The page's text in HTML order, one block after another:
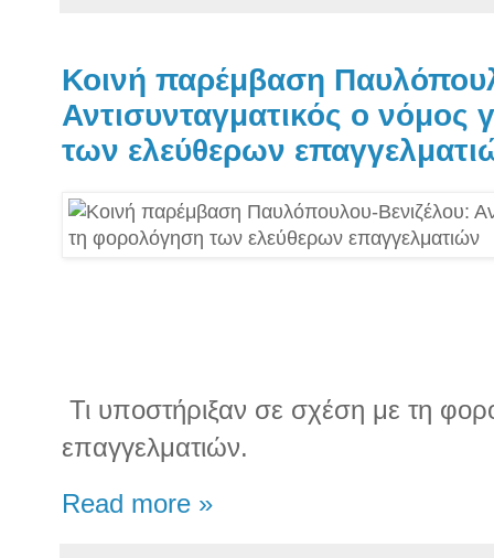
Κοινή παρέμβαση
Αντισυνταγματικός ο νόμος
των ελεύθερων
Τι υποστήριξαν σε σχέση με τη
επαγγελματιών.
Read more »